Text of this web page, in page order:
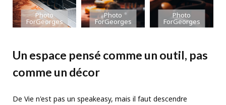
Photo
ForGeorges
Photo
ForGeorges
Photo
ForGeorges
Un espace pensé comme un outil, pas
comme un décor
De Vie n'est pas un speakeasy, mais il faut descendre